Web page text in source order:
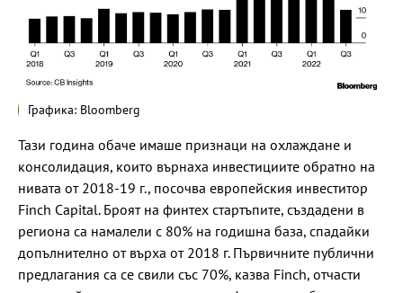
Графика: Bloomberg
Тази година обаче имаше признаци на охлаждане и
консолидация, които върнаха инвестициите обратно на
нивата от 2018-19 г., посочва европейския инвеститор
Finch Capital. Броят на финтех стартъпите, създадени в
региона са намалели с 80% на годишна база, спадайки
допълнително от върха от 2018 г. Първичните публични
предлагания са се свили със 70%, казва Finch, отчасти